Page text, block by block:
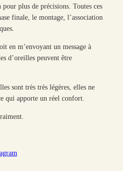
plus de précisions. Toutes ces
finale, le montage, l’association
en m’envoyant un message à
d’oreilles peuvent être
sont très très légères, elles ne
qui apporte un réel confort.